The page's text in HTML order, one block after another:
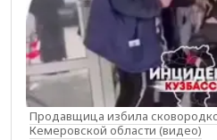
Продавщица избила
Кемеровской области (видео)